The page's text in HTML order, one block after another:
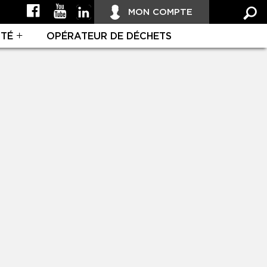
MON COMPTE
OPÉRATEUR DE DÉCHETS